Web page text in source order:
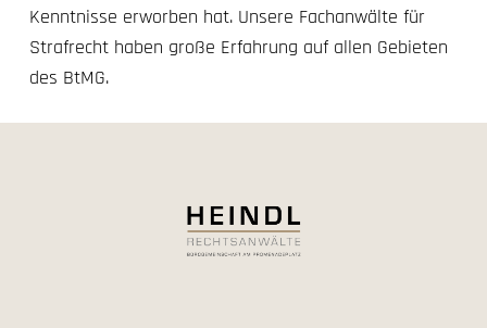
Kenntnisse erworben hat. Unsere Fachanwälte für
Strafrecht haben große Erfahrung auf allen Gebieten
des BtMG.